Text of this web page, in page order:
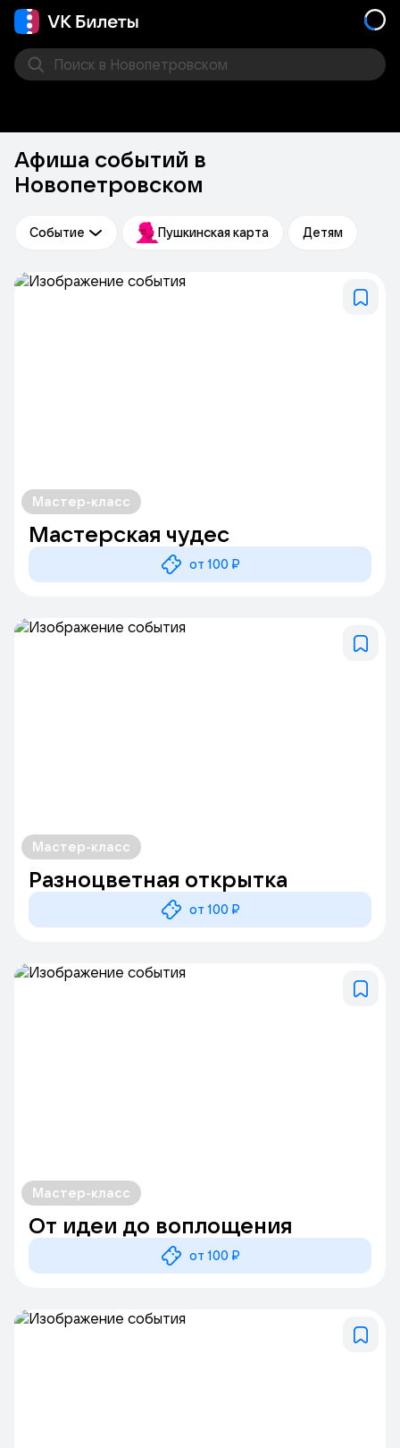
Поиск в Новопетровском
Афиша событий в
Новопетровском
Событие Пушкинская карта Детям
Мастер-класс
Мастерская чудес
от 100 ₽
Мастер-класс
Разноцветная открытка
от 100 ₽
Мастер-класс
От идеи до воплощения
от 100 ₽